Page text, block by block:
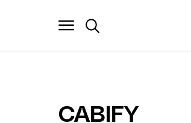
CABIFY